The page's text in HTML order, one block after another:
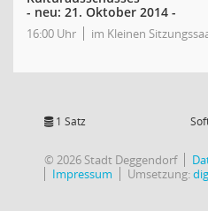
- neu: 21. Oktober 2014 -
16:00 Uhr im Kleinen
1 Satz
© 2026 Stadt Deggendorf
Impressum
Umsetzung: